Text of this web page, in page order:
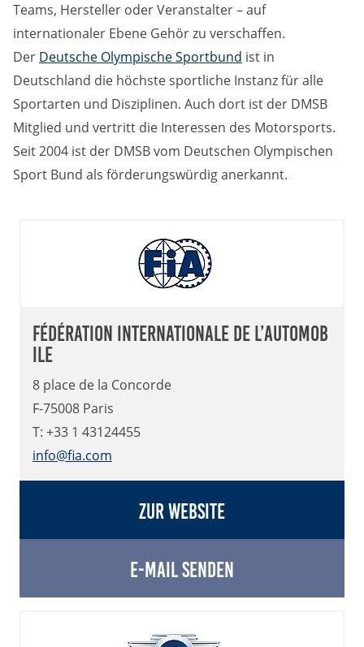
Teams, Hersteller oder Veranstalter – auf
internationaler Ebene Gehör zu verschaffen.
Der Deutsche Olympische Sportbund ist in
Deutschland die höchste sportliche Instanz für alle
Sportarten und Disziplinen. Auch dort ist der DMSB
Mitglied und vertritt die Interessen des Motorsports.
Seit 2004 ist der DMSB vom Deutschen Olympischen
Sport Bund als förderungswürdig anerkannt.
Fédération Internationale de l’Automob
ile
8 place de la Concorde
F-75008 Paris
T: +33 1 43124455
info@fia.com
Zur Website
E-Mail senden